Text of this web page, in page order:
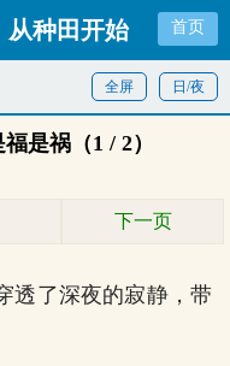
从种田开始 首页
日/夜
全屏
是祸（1 / 2）
下一页
透了深夜的寂静，带